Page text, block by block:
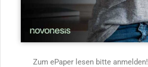
Zum ePaper lesen bitte anmelden!